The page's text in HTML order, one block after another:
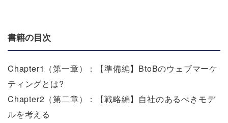
書籍の目次
Chapter1（第一章）：【準備編】BtoBのウェブマーケ
ティングとは?
Chapter2（第二章）：【戦略編】自社のあるべきモデ
ルを考える